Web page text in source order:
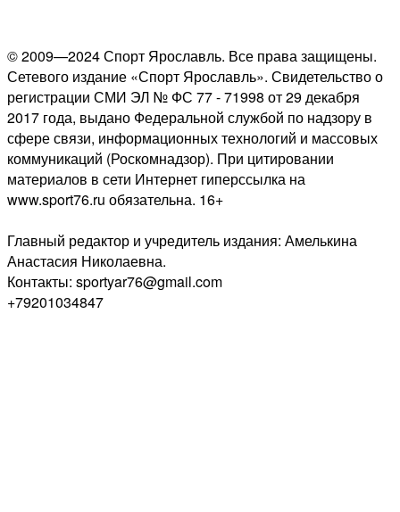
© 2009—2024 Спорт Ярославль. Все права защищены.
Сетевого издание «Спорт Ярославль». Свидетельство о
регистрации СМИ ЭЛ № ФС 77 - 71998 от 29 декабря
2017 года, выдано Федеральной службой по надзору в
сфере связи, информационных технологий и массовых
коммуникаций (Роскомнадзор). При цитировании
материалов в сети Интернет гиперссылка на
www.sport76.ru обязательна. 16+
Главный редактор и учредитель издания: Амелькина
Анастасия Николаевна.
Контакты: sportyar76@gmail.com
+79201034847